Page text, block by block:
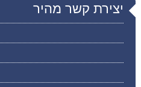
יצירת קשר מהיר